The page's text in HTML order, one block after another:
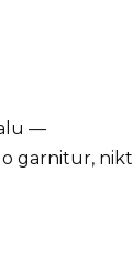
—
garnitur, nikt